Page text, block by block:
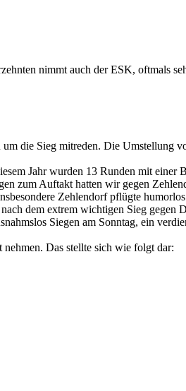
nimmt auch der ESK, oftmals
die Sieg mitreden. Die Umstellung
Jahr wurden 13 Runden mit einer
zum Auftakt hatten wir gegen
Zehlendorf pflügte
dem extrem wichtigen Sieg gegen
Siegen am Sonntag, ein
Das stellte sich wie folgt dar: